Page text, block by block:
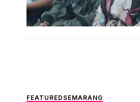
FEATURED SEMARANG